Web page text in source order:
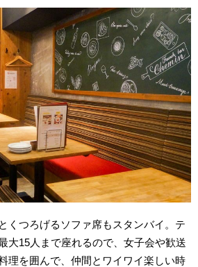
くつろげるソファ席もスタンバイ。テ
大15人まで座れるので、女子会や歓送
理を囲んで、仲間とワイワイ楽しい時